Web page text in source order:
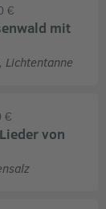
€
mit
, Lichtentanne
€
von